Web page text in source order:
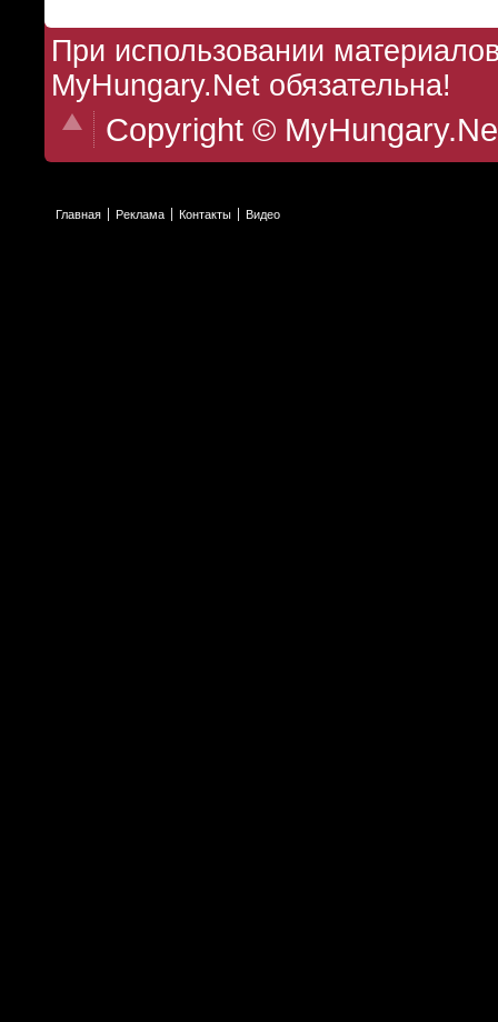
При использовании
MyHungary.Net обязательна!
Copyright ©
Главная Реклама Контакты Видео